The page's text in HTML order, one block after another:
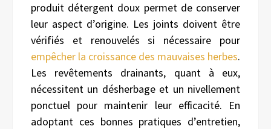
produit détergent doux permet de conserver
leur aspect d’origine. Les joints doivent être
vérifiés et renouvelés si nécessaire pour
empêcher la croissance des mauvaises herbes.
Les revêtements drainants, quant à eux,
nécessitent un désherbage et un nivellement
ponctuel pour maintenir leur efficacité. En
adoptant ces bonnes pratiques d’entretien,